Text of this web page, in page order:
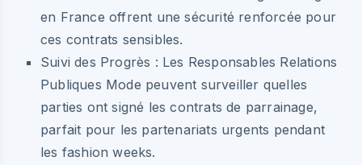
en France offrent une sécurité renforcée pour
ces contrats sensibles.
Suivi des Progrès : Les Responsables Relations
Publiques Mode peuvent surveiller quelles
parties ont signé les contrats de parrainage,
parfait pour les partenariats urgents pendant
les fashion weeks.